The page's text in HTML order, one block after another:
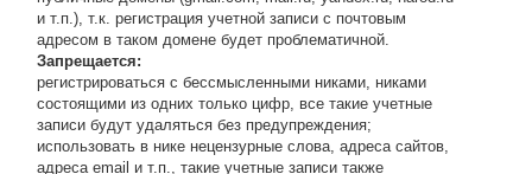
и т.п.), т.к. регистрация учетной записи с почтовым
адресом в таком домене будет проблематичной.
Запрещается:
регистрироваться с бессмысленными никами, никами
состоящими из одних только цифр, все такие учетные
записи будут удаляться без предупреждения;
использовать в нике нецензурные слова, адреса сайтов,
адреса email и т.п., такие учетные записи также